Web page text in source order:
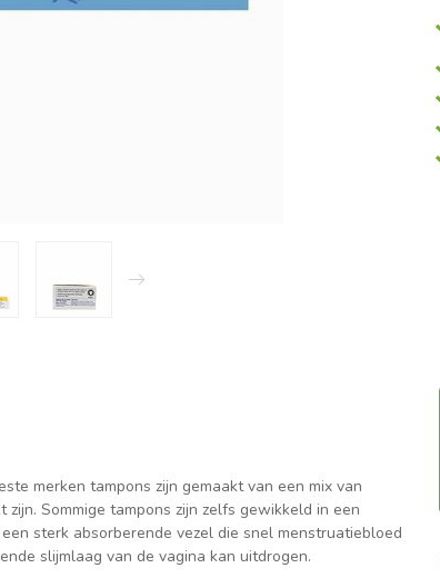
merken tampons zijn gemaakt van een mix van
Sommige tampons zijn zelfs gewikkeld in een
sterk absorberende vezel die snel menstruatiebloed
slijmlaag van de vagina kan uitdrogen.